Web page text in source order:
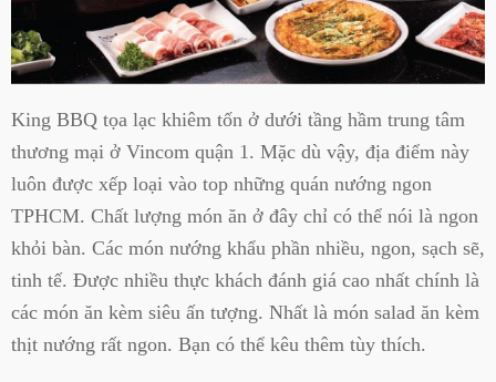
King BBQ tọa lạc khiêm tốn ở dưới tầng hầm trung tâm
thương mại ở Vincom quận 1. Mặc dù vậy, địa điểm này
luôn được xếp loại vào top những quán nướng ngon
TPHCM. Chất lượng món ăn ở đây chỉ có thể nói là ngon
khỏi bàn. Các món nướng khẩu phần nhiều, ngon, sạch sẽ,
tinh tế. Được nhiều thực khách đánh giá cao nhất chính là
các món ăn kèm siêu ấn tượng. Nhất là món salad ăn kèm
thịt nướng rất ngon. Bạn có thể kêu thêm tùy thích.